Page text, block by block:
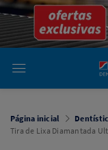
emDental
Cremer -
Henry
Laboratório
Cremer -
Henry
Página inicial
Tira de Lixa Diamantada